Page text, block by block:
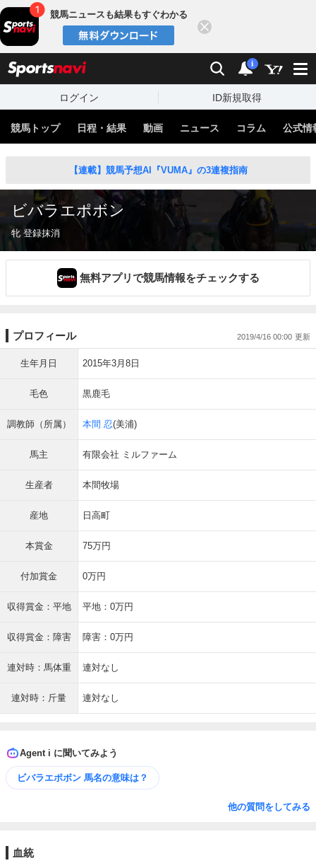
競馬ニュースも結果もすぐわかる
検索 通知
i
ログイン ID新規取得
競馬トップ 日程・結果 動画 ニュース コラム 公式情
【連載】競馬予想AI『VUMA』の3連複指南
ビバラエポボン
牝 登録抹消
無料アプリで競馬情報をチェックする
プロフィール 2019/4/16 00:00
生年月日 2015年3月8日
毛色 黒鹿毛
調教師（所属） 本間 忍(美浦)
馬主 有限会社 ミルファーム
生産者 本間牧場
産地 日高町
本賞金 75万円
付加賞金 0万円
収得賞金：平地 平地：0万円
収得賞金：障害 障害：0万円
連対時：馬体重 連対なし
連対時：斤量 連対なし
Agent i に聞いてみよう
ビバラエポボン 馬名の意味は？
他の質問をしてみる
血統